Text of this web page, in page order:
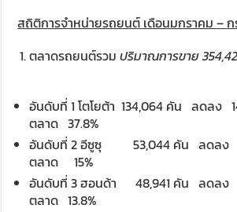
สถิติการจำหน่ายรถยนต์ เดือนมกราคม–
ตลาดรถยนต์รวมปริมาณการขาย354,
อันดับที่ 1 โตโยต้า 134,064 คัน ลดลง
ตลาด 37.8%
อันดับที่ 2 อีซูซุ 53,044 คัน ลดลง
ตลาด 15%
อันดับที่ 3 ฮอนด้า 48,941 คัน ลดลง
ตลาด 13.8%